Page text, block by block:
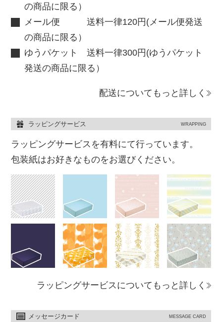
の商品に限る）
メール便 送料一律120円(メール便発送
の商品に限る）
ゆうパケット 送料一律300円(ゆうパケット
発送の商品に限る）
配送についてもっと詳しく
ラッピングサービス WRAPPING
ラッピングサービスを有料にて行っています。
包装紙はお好きなものをお選びください。
ラッピングサービスについてもっと詳しく
メッセージカード MESSAGE CARD